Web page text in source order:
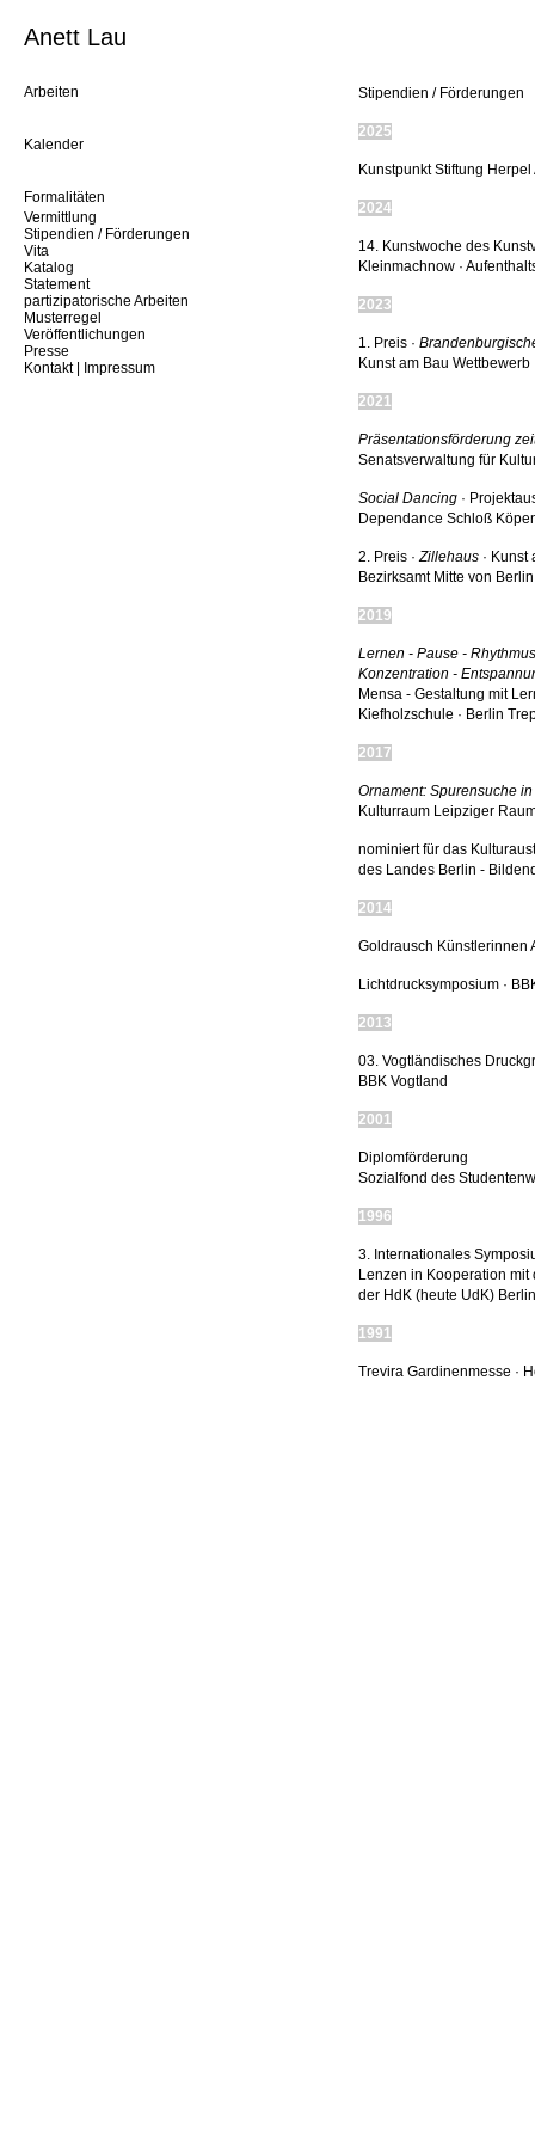
Anett Lau
Arbeiten
Kalender
Formalitäten
Vermittlung
Stipendien / Förderungen
Vita
Katalog
Statement
partizipatorische Arbeiten
Musterregel
Veröffentlichungen
Presse
Kontakt | Impressum
Stipendien / Förderungen
2025
Kunstpunkt Stiftung
2024
14. Kunstwoche des
Kleinmachnow ·
2023
1. Preis ·
Kunst am Bau Wettbewerb
2021
Präsentationsförderung
Senatsverwaltung für
Social Dancing ·
Dependance Schloß
2. Preis ·Zillehaus · Kunst
Bezirksamt Mitte von Berlin
2019
Lernen - Pause -
Konzentration -
Mensa - Gestaltung mit
Kiefholzschule · Berlin
2017
Ornament: Spurensuche
Kulturraum Leipziger
nominiert für das
des Landes Berlin -
2014
Goldrausch Künstlerinnen
Lichtdrucksymposium ·
2013
03. Vogtländisches
BBK Vogtland
2001
Diplomförderung
Sozialfond des
1996
3. Internationales
Lenzen in Kooperation mit
der HdK (heute UdK) Berlin
1991
Trevira Gardinenmesse ·